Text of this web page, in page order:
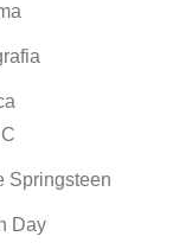
Springsteen
Day